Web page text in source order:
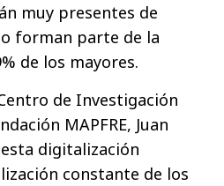
muy presentes de
forman parte de la
de los mayores.
de Investigación
MAPFRE, Juan
digitalización
constante de los